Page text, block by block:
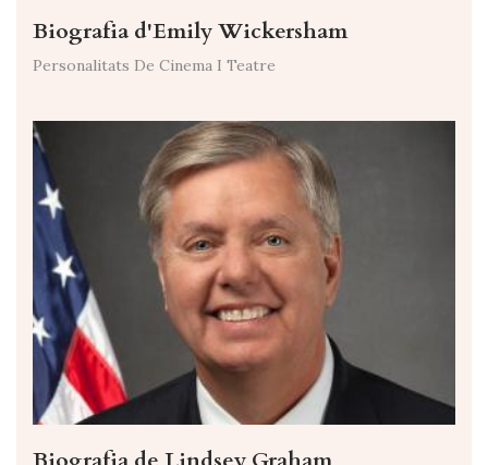
Biografia d'Emily Wickersham
Personalitats De Cinema I Teatre